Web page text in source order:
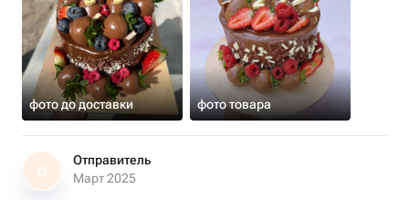
фото до доставки фото товара
О
Отправитель
Март 2025